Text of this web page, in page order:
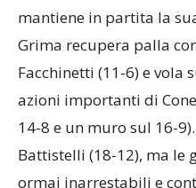
trascina la squadra sul
con Moretto che ferma
mantiene in partita la
Grima recupera palla
Facchinetti (11-6) e vola
azioni importanti di
14-8 e un muro sul 16-